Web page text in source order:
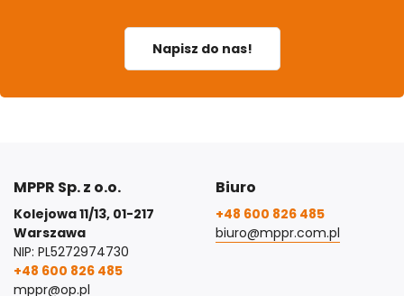
Napisz do nas!
MPPR Sp. z o.o.
Kolejowa 11/13, 01-217
Warszawa
NIP: PL5272974730
+48 600 826 485
mppr@op.pl
Biuro
+48 600 826 485
biuro@mppr.com.pl